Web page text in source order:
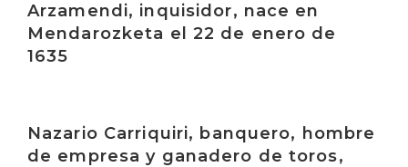
Arzamendi, inquisidor, nace en
Mendarozketa el 22 de enero de
1635
Nazario Carriquiri, banquero, hombre
de empresa y ganadero de toros,